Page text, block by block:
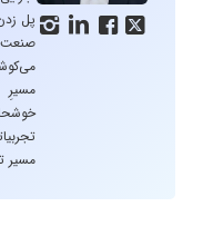
   
پل
مسیرِ
مسیر